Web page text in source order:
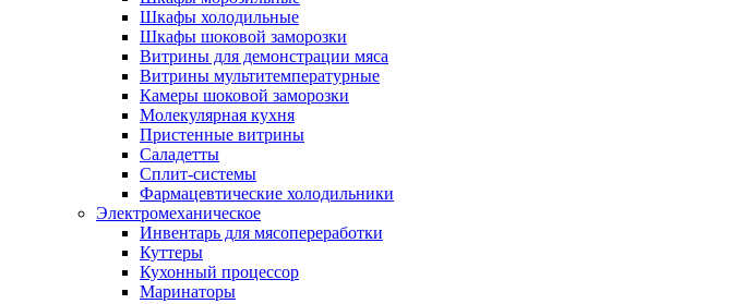
Шкафы холодильные
Шкафы шоковой заморозки
Витрины для демонстрации мяса
Витрины мультитемпературные
Камеры шоковой заморозки
Молекулярная кухня
Пристенные витрины
Саладетты
Сплит-системы
Фармацевтические холодильники
Электромеханическое
Инвентарь для мясопереработки
Куттеры
Кухонный процессор
Маринаторы